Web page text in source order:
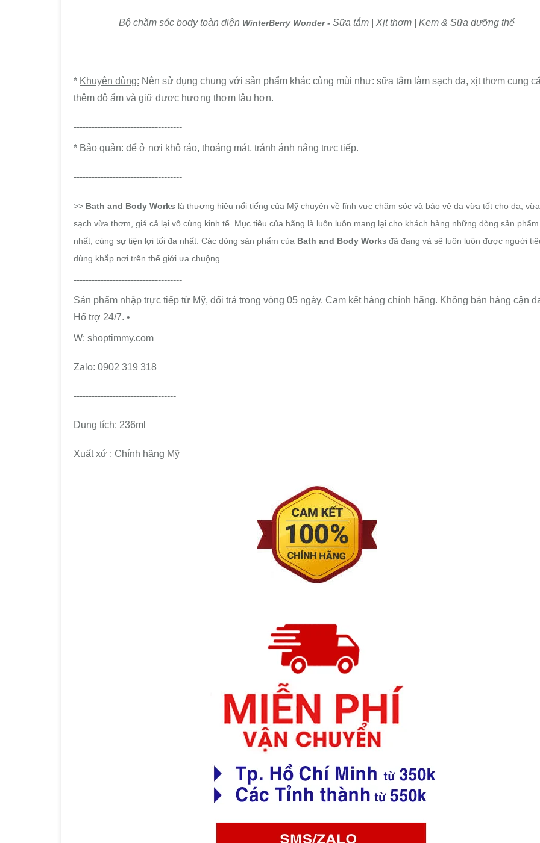
Bộ chăm sóc body toàn diện WinterBerry Wonder-Sữa tắm | Xịt thơm | Kem & Sữa dưỡng thể
* Khuyên dùng: Nên sử dụng chung với sản phẩm khác cùng mùi như: sữa tắm làm sạch da, xịt thơm cung
thêm độ ẩm và giữ được hương thơm lâu hơn.
------------------------------------
* Bảo quản: để ở nơi khô ráo, thoáng mát, tránh ánh nắng trực tiếp.
------------------------------------
>> Bath and Body Works là thương hiệu nổi tiếng của Mỹ chuyên về lĩnh vực chăm sóc và bảo vệ da vừa tốt cho da, vừa
sạch vừa thơm, giá cả lại vô cùng kinh tế. Mục tiêu của hãng là luôn luôn mang lại cho khách hàng những dòng sản
nhất, cùng sự tiện lợi tối đa nhất. Các dòng sản phẩm của Bath and Body Works đã đang và sẽ luôn luôn được người
dùng khắp nơi trên thế giới ưa chuộng
------------------------------------
Sản phẩm nhập trực tiếp từ Mỹ, đổi trả trong vòng 05 ngày. Cam kết hàng chính hãng. Không bán hàng cận
Hổ trợ 24/7. •
W: shoptimmy.com
Zalo: 0902 319 318
----------------------------------
Dung tích: 236ml
Xuất xứ : Chính hãng Mỹ